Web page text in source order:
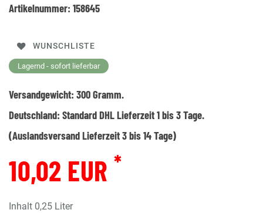
Artikelnummer: 158645
WUNSCHLISTE
Lagernd - sofort lieferbar
Versandgewicht: 300Gramm.
Deutschland: Standard DHL Lieferzeit 1 bis 3 Tage.
(Auslandsversand Lieferzeit 3 bis 14 Tage)
10,02 EUR *
Inhalt 0,25 Liter